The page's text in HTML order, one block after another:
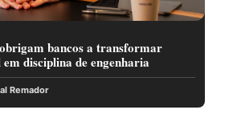
bancos a transformar
disciplina de engenharia
Remador